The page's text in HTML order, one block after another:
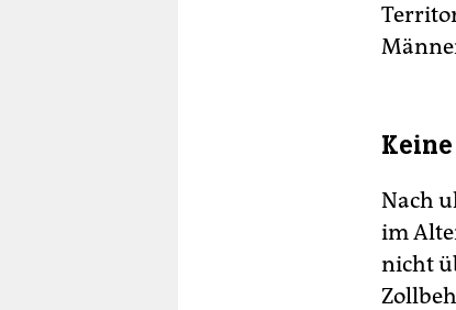
Nach
im
nicht